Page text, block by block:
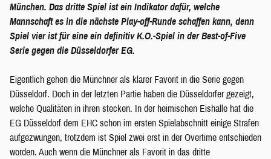
München. Das dritte Spiel ist ein Indikator dafür, welche
Mannschaft es in die nächste Play-off-Runde schaffen kann, denn
Spiel vier ist für eine ein definitiv K.O.-Spiel in der Best-of-Five
Serie gegen die Düsseldorfer EG.
Eigentlich gehen die Münchner als klarer Favorit in die Serie gegen
Düsseldorf. Doch in der letzten Partie haben die Düsseldorfer gezeigt,
welche Qualitäten in ihren stecken. In der heimischen Eishalle hat die
EG Düsseldorf dem EHC schon im ersten Spielabschnitt einige Strafen
aufgezwungen, trotzdem ist Spiel zwei erst in der Overtime entschieden
worden. Auch wenn die Münchner als Favorit in das dritte